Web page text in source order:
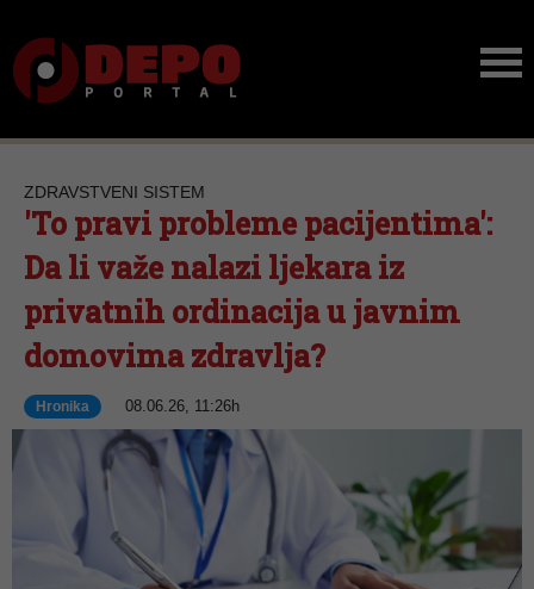
ZDRAVSTVENI SISTEM
'To pravi probleme pacijentima':
Da li važe nalazi ljekara iz
privatnih ordinacija u javnim
domovima zdravlja?
Hronika 08.06.26, 11:26h